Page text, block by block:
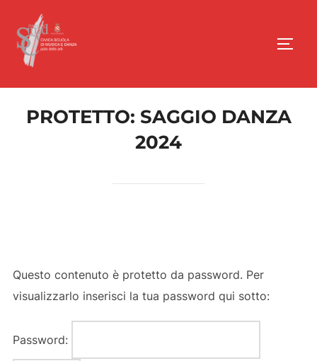
PROTETTO: SAGGIO DANZA
2024
Questo contenuto è protetto da password. Per
visualizzarlo inserisci la tua password qui sotto:
Password: